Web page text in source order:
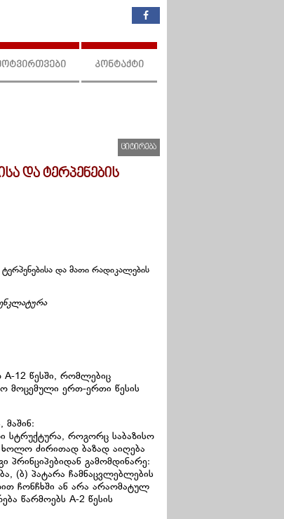
კონტაქტი
ციტირება
და ტერპენების
და მათი რადიკალების
12 წესში, რომლებიც
მოცემული ერთ-ერთი წესის
სტრუქტურა, როგორც საბაზისო
ხოლო ძირითად ბაზად აიღება
პრინციპებიდან გამომდინარე:
(ბ) პატარა ჩამნაცვლებლების
ჩონჩხში ან არა არაომატულ
წარმოებს A-2 წესის